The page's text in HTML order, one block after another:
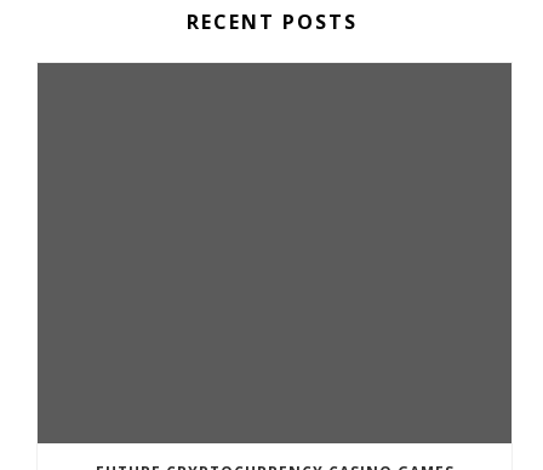
RECENT POSTS